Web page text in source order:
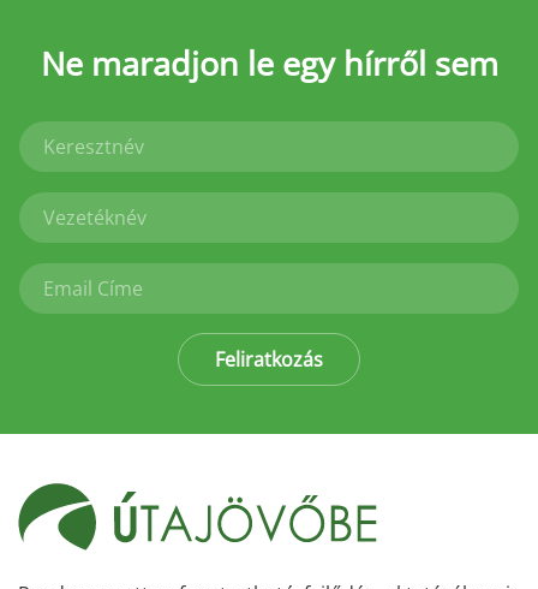
Ne maradjon le egy hírről sem
Feliratkozás